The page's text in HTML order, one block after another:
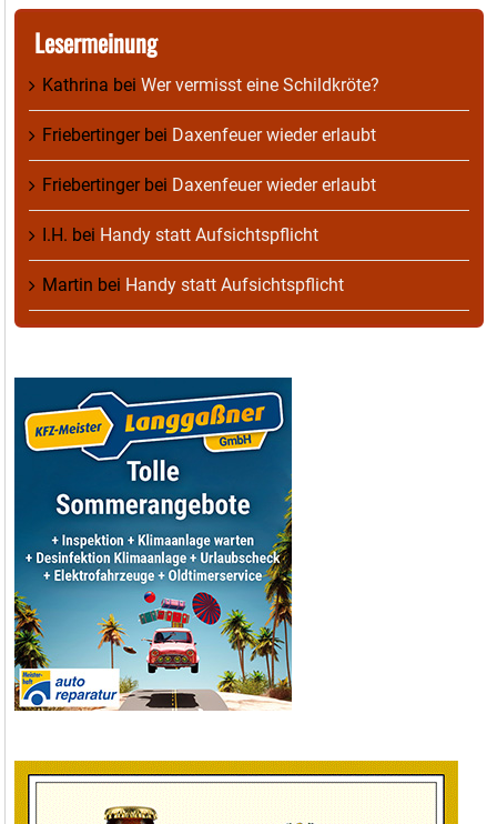
Lesermeinung
Kathrina bei Wer vermisst eine Schildkröte?
Friebertingerbei Daxenfeuer wieder erlaubt
Friebertingerbei Daxenfeuer wieder erlaubt
I.H. bei Handy statt Aufsichtspflicht
Martin bei Handy statt Aufsichtspflicht